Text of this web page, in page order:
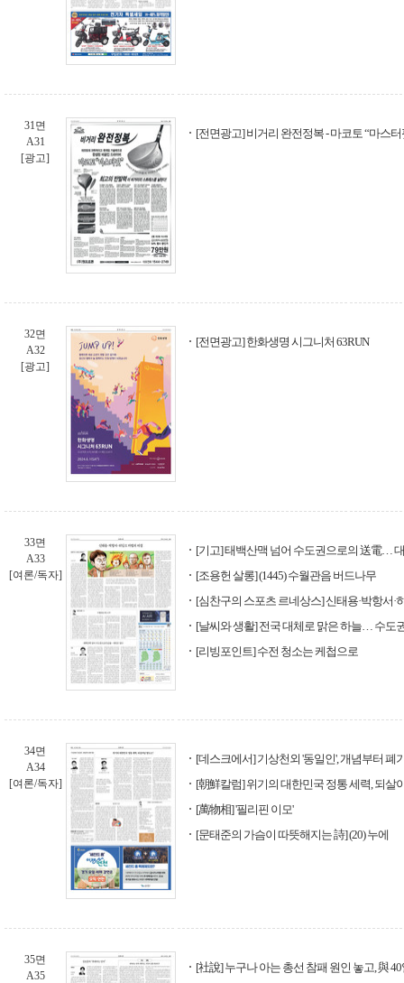
31면
A31
[광고]
[전면광고] 비거리 완전정복 - 마코토 “마스터
32면
A32
[광고]
[전면광고] 한화생명 시그니처 63RUN
33면
A33
[여론/독자]
[기고] 태백산맥 넘어 수도권으로의 送電…
[조용헌 살롱] (1445) 수월관음 버드나무
[심찬구의 스포츠 르네상스] 신태용·박항서·
[날씨와 생활] 전국 대체로 맑은 하늘… 수도
[리빙포인트] 수전 청소는 케첩으로
34면
A34
[여론/독자]
[데스크에서] 기상천외 '동일인', 개념부터 폐
[朝鮮칼럼] 위기의 대한민국 정통 세력, 되살
[萬物相] '필리핀 이모'
[문태준의 가슴이 따뜻해지는 詩] (20) 누에
35면
A35
[社說] 누구나 아는 총선 참패 원인 놓고, 與